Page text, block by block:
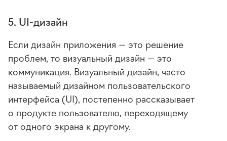
5. UI-дизайн
Если дизайн приложения — это решение
проблем, то визуальный дизайн — это
коммуникация. Визуальный дизайн, часто
называемый дизайном пользовательского
интерфейса (UI), постепенно рассказывает
о продукте пользователю, переходящему
от одного экрана к другому.